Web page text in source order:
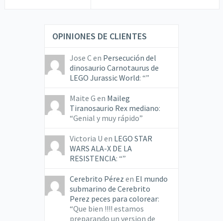
OPINIONES DE CLIENTES
Jose Cen Persecución del
dinosaurio Carnotaurus de
LEGO Jurassic World: “”
Maite G en Maileg
Tiranosaurio Rex mediano:
“Genial y muy rápido”
Victoria U en LEGO STAR
WARS ALA-X DE LA
RESISTENCIA: “”
Cerebrito Pérez en El mundo
submarino de Cerebrito
Perez peces para colorear:
“Que bien !!!! estamos
preparando un version de